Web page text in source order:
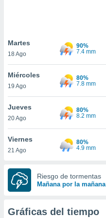
únicos
similares
como
IP
de
traten tus
en
a lo que
Para
Martes
18 Ago
90%
7.4 mm
Miércoles
19 Ago
80%
7.8 mm
Jueves
20 Ago
80%
8.2 mm
Viernes
21 Ago
80%
4.9 mm
Riesgo de tormentas
Mañana por la mañana
Gráficas del tiempo